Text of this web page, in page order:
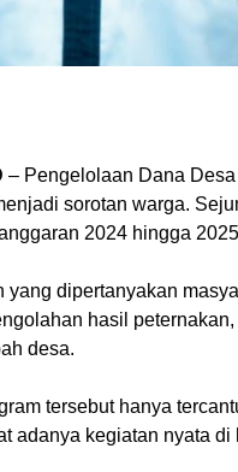
– Pengelolaan Dana
sorotan warga.
2024 hingga
yang dipertanyakan
hasil
desa.
tersebut hanya
adanya kegiatan nyata di